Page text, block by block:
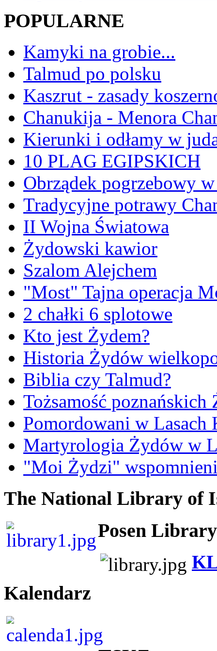
POPULARNE
Kamyki na grobie...
Talmud po polsku
Kaszrut - zasady
Chanukija - Menora
Kierunki i odłamy w
10 PLAG EGIPSKICH
Obrządek pogrzebowy
Tradycyjne potrawy
II Wojna Światowa
Żydowski kawior
Szalom Alejchem
"Most" Tajna operacja
2 chałki 6 splotowe
Kto jest Żydem?
Historia Żydów
Biblia czy Talmud?
Tożsamość poznańskich
Pomordowani w Lasach
Martyrologia Żydów w
"Moi Żydzi"
The National Library of
Posen Library
Kalendarz